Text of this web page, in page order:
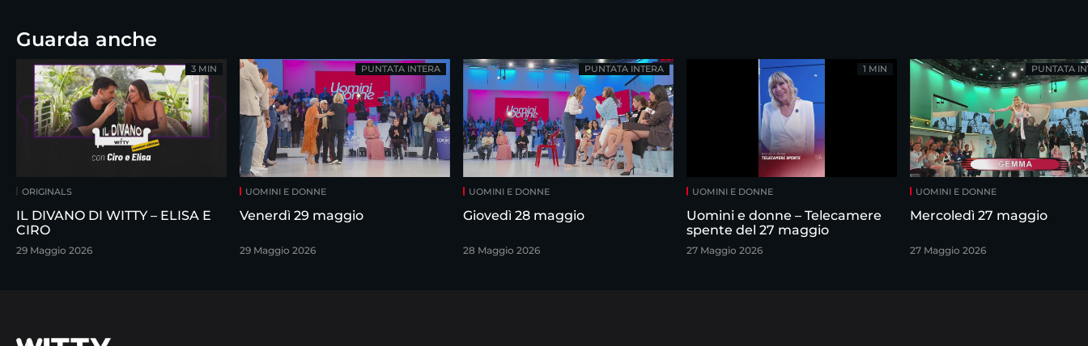
Guarda anche
ORIGINALS
IL DIVANO DI WITTY – ELISA E
CIRO
29 Maggio 2026
3 MIN
UOMINI E DONNE
Venerdì 29 maggio
29 Maggio 2026
PUNTATA INTERA
UOMINI E DONNE
Giovedì 28 maggio
28 Maggio 2026
PUNTATA INTERA
UOMINI E DONNE
Uomini e donne – Telecamere
spente del 27 maggio
27 Maggio 2026
1 MIN
UOMINI E DONNE
Mercoledì 27 maggio
27 Maggio 2026
PUNTATA